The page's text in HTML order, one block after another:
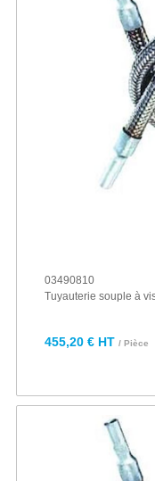
03490810
Tuyauterie souple à
455,20 € HT / Pièce